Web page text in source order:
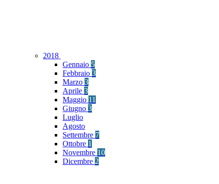
2018
Gennaio 5
Febbraio 3
Marzo 3
Aprile 3
Maggio 11
Giugno 3
Luglio
Agosto
Settembre 7
Ottobre 1
Novembre 10
Dicembre 2